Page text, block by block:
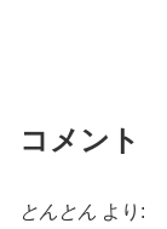
コメント
とんとん より: